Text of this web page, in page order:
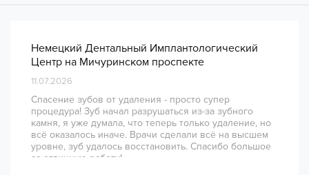
Немецкий Дентальный Имплантологический
Центр на Мичуринском проспекте
11.07.2026
Спасение зубов от удаления - просто супер
процедура! Зуб начал разрушаться из-за зубного
камня, я уже думала, что теперь только удаление, но
всё оказалось иначе. Врачи сделали всё на высшем
уровне, зуб удалось восстановить. Спасибо большое
за отличную работу!